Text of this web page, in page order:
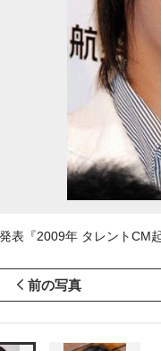
表『2009年 タレントCM
前の写真